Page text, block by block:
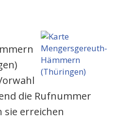
die Rufnummer
sie erreichen